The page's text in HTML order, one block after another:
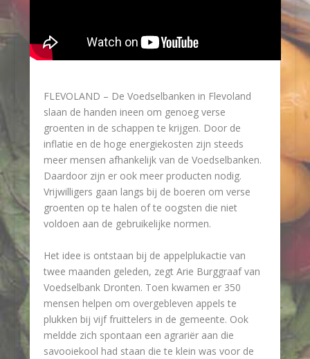
FLEVOLAND – De Voedselbanken in Flevoland
slaan de handen ineen om genoeg verse
groenten in de schappen te krijgen. Door de
inflatie en de hoge energiekosten zijn steeds
meer mensen afhankelijk van de Voedselbanken.
Daardoor zijn er ook meer producten nodig.
Vrijwilligers gaan langs bij de boeren om verse
groenten op te halen of te oogsten die niet
voldoen aan de gebruikelijke normen.
Het idee is ontstaan bij de appelplukactie van
twee maanden geleden, zegt Arie Burggraaf van
Voedselbank Dronten. Toen kwamen er 350
mensen helpen om overgebleven appels te
plukken bij vijf fruittelers in de gemeente. Ook
meldde zich spontaan een agrariër aan die
savooiekool had staan die te klein was voor de